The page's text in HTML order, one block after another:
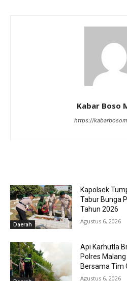
Kabar Boso
https://
Daerah
Kapolsek
Tabur Bunga
Tahun 2026
Agustus 6, 2026
Api Karhutla
Polres
Bersama Tim
Agustus 6, 2026